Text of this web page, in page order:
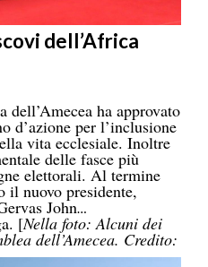
dell’Africa
dell’Amecea ha approvato
d’azione per l’inclusione
vita ecclesiale. Inoltre
delle fasce più
elettorali. Al termine
il nuovo presidente,
John
[Nella foto: Alcuni dei
dell’Amecea. Credito: